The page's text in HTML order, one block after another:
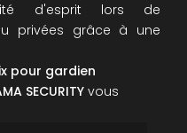
d'esprit lors de
privées grâce à une
pour gardien
SECURITY vous